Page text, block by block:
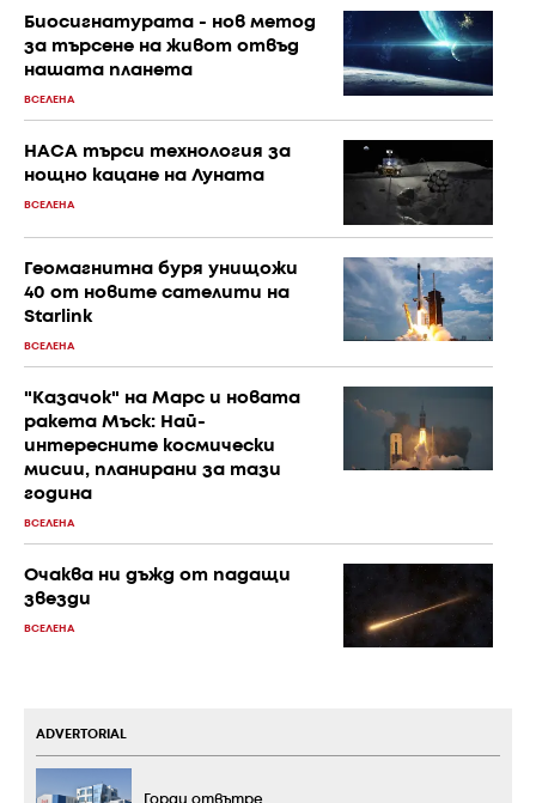
Биосигнатурата - нов метод
за търсене на живот отвъд
нашата планета
ВСЕЛЕНА
НАСА търси технология за
нощно кацане на Луната
ВСЕЛЕНА
Геомагнитна буря унищожи
40 от новите сателити на
Starlink
ВСЕЛЕНА
"Казачок" на Марс и новата
ракета Мъск: Най-
интересните космически
мисии, планирани за тази
година
ВСЕЛЕНА
Очаква ни дъжд от падащи
звезди
ВСЕЛЕНА
ADVERTORIAL
Горди отвътре